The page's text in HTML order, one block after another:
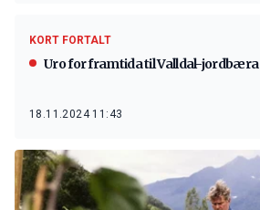
KORT FORTALT
Uro for framtida til Valldal-jordbæra
18.11.2024 11:43